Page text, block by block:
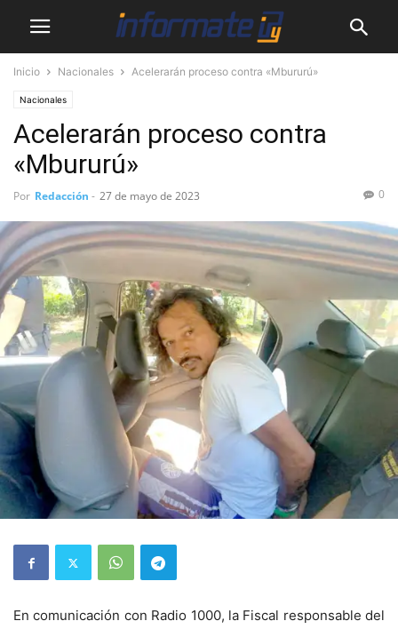
Inicio Nacionales Acelerarán proceso contra «Mbururú»
Nacionales
Acelerarán proceso contra
«Mbururú»
Por Redacción - 27 de mayo de 2023 0
En comunicación con Radio 1000, la Fiscal responsable del